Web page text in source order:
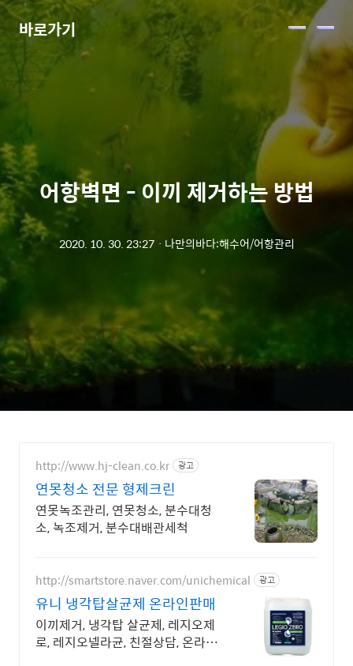
바로가기 메
뉴
어항벽면 - 이끼 제거하는 방법
2020. 10. 30. 23:27ㆍ 나만의바다:해수어/어항관리
http://www.hj-clean.co.kr 광고
연못청소 전문 형제크린
연못녹조관리, 연못청소, 분수대청
소, 녹조제거, 분수대배관세척
http://smartstore.naver.com/unichemical 광고
유니 냉각탑살균제 온라인판매
이끼제거, 냉각탑 살균제, 레지오제
로, 레지오넬라균, 친절상담, 온라인